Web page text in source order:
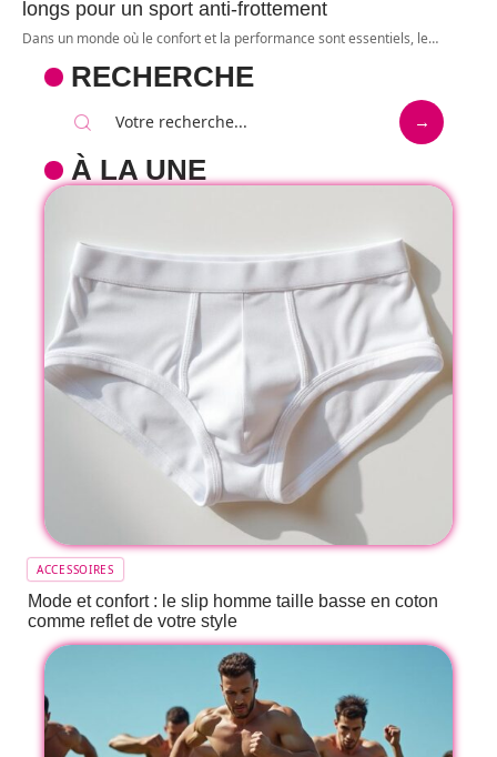
longs pour un sport anti-frottement
Dans un monde où le confort et la performance sont essentiels, le…
RECHERCHE
À LA UNE
ACCESSOIRES
Mode et confort : le slip homme taille basse en coton
comme reflet de votre style